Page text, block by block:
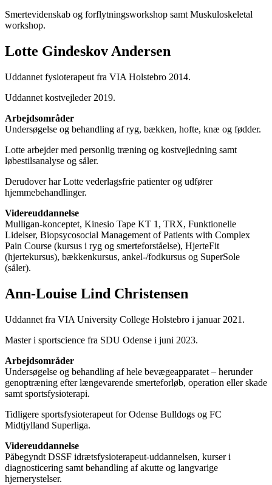
Smertevidenskab og forflytningsworkshop samt Muskuloskeletal
workshop.
Lotte Gindeskov Andersen
Uddannet fysioterapeut fra VIA Holstebro 2014.
Uddannet kostvejleder 2019.
Arbejdsområder
Undersøgelse og behandling af ryg, bækken, hofte, knæ og fødder.
Lotte arbejder med personlig træning og kostvejledning samt
løbestilsanalyse og såler.
Derudover har Lotte vederlagsfrie patienter og udfører
hjemmebehandlinger.
Videreuddannelse
Mulligan-konceptet, Kinesio Tape KT 1, TRX, Funktionelle
Lidelser, Biopsycosocial Management of Patients with Complex
Pain Course (kursus i ryg og smerteforståelse), HjerteFit
(hjertekursus), bækkenkursus, ankel-/fodkursus og SuperSole
(såler).
Ann-Louise Lind Christensen
Uddannet fra VIA University College Holstebro i januar 2021.
Master i sportscience fra SDU Odense i juni 2023.
Arbejdsområder
Undersøgelse og behandling af hele bevægeapparatet – herunder
genoptræning efter længevarende smerteforløb, operation eller skade
samt sportsfysioterapi.
Tidligere sportsfysioterapeut for Odense Bulldogs og FC
Midtjylland Superliga.
Videreuddannelse
Påbegyndt DSSF idrætsfysioterapeut-uddannelsen, kurser i
diagnosticering samt behandling af akutte og langvarige
hjernerystelser.